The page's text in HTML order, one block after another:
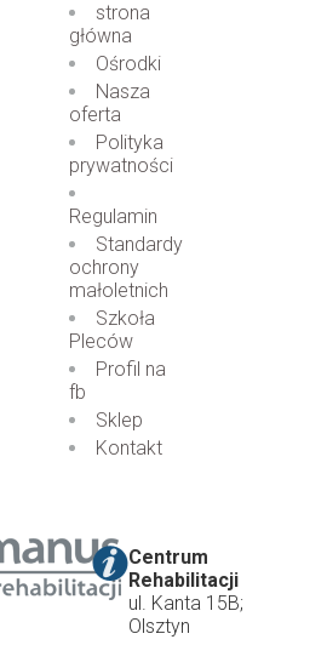
strona
główna
Ośrodki
Nasza
oferta
Polityka
prywatności
Regulamin
Standardy
ochrony
małoletnich
Szkoła
Pleców
Profil na
fb
Sklep
Kontakt
Centrum
Rehabilitacji
ul. Kanta 15B;
Olsztyn